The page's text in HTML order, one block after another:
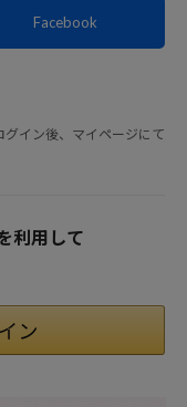
Facebook
イン後、マイページにて
利用して